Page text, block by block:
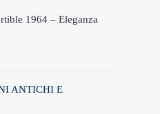
1964 – Eleganza